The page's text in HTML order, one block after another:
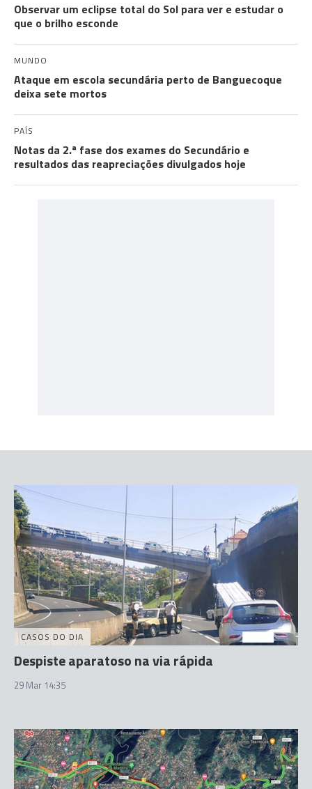
Observar um eclipse total do Sol para ver e estudar o
que o brilho esconde
MUNDO
Ataque em escola secundária perto de Banguecoque
deixa sete mortos
PAÍS
Notas da 2.ª fase dos exames do Secundário e
resultados das reapreciações divulgados hoje
CASOS DO DIA
Despiste aparatoso na via rápida
29 Mar 14:35